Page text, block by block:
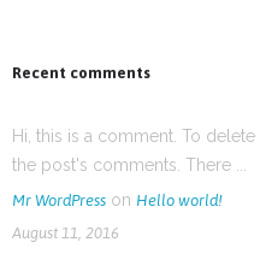
Recent comments
Hi, this is a comment. To
the post's comments. There ...
Mr WordPress on Hello world!
August 11, 2016